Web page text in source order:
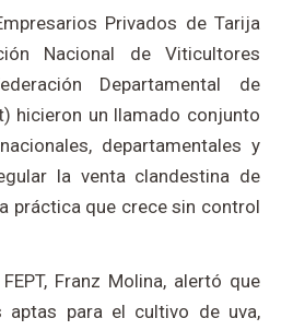
Privados de Tarija
Nacional de Viticultores
Departamental de
hicieron un llamado conjunto
departamentales y
la venta clandestina de
práctica que crece sin control
Franz Molina, alertó que
aptas para el cultivo de uva,